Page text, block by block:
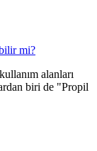
mi?
alanları
biri de "Propil